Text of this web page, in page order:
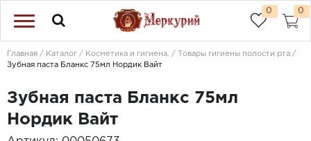
0 0
Главная Каталог Косметика и гигиена.
Товары гигиены полости рта
Зубная паста Бланкс 75мл Нордик Вайт
Зубная паста Бланкс 75мл
Нордик Вайт